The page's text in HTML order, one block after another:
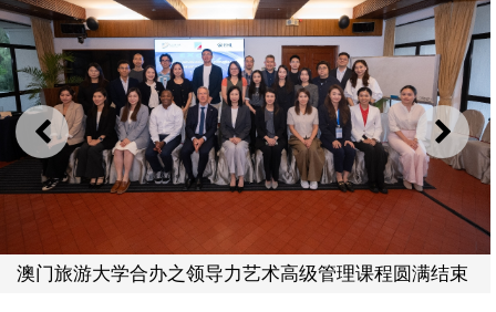
上一则 下一
术高级管理课程圆满结束 澳门旅游大学合办之领导